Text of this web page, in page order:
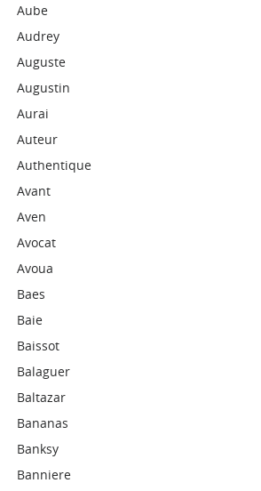
Aube
Audrey
Auguste
Augustin
Aurai
Auteur
Authentique
Avant
Aven
Avocat
Avoua
Baes
Baie
Baissot
Balaguer
Baltazar
Bananas
Banksy
Banniere